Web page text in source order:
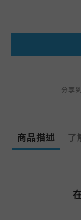
分享到
商品描述 了